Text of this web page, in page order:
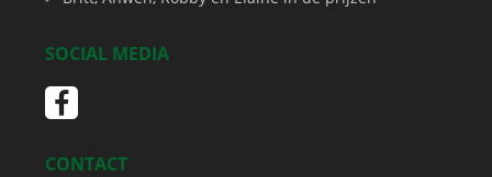
SOCIAL MEDIA
CONTACT